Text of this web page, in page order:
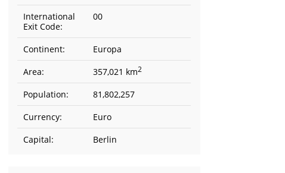
International
Exit Code:
00
Continent:
Europa
Area:
357,021 km2
Population:
81,802,257
Currency:
Euro
Capital:
Berlin